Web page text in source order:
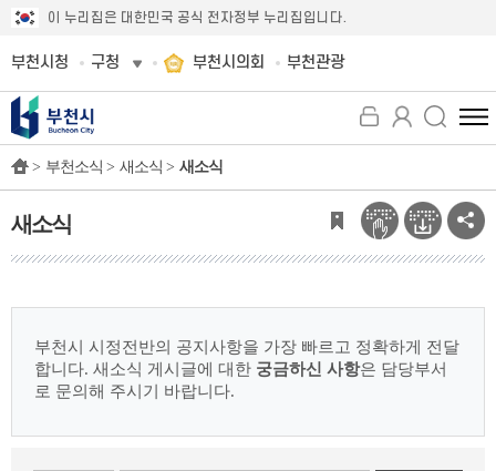
이 누리집은 대한민국 공식 전자정부 누리집입니다.
부천시청 구청 부천시의회 부천관광
전
체
뉴
보
기
> 부천소식 > 새소식 > 새소식
새소식
부천시 시정전반의 공지사항을 가장 빠르고 정확하게 전달
합니다. 새소식 게시글에 대한 궁금하신 사항은 담당부서
로 문의해 주시기 바랍니다.